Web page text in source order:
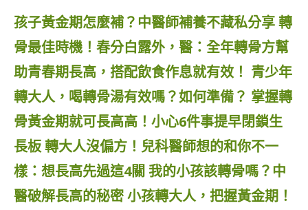
孩子黃金期怎麼補？中醫師補養不藏私分享轉
骨最佳時機！春分白露外，醫：全年轉骨方幫
助青春期長高，搭配飲食作息就有效！ 青少年
轉大人，喝轉骨湯有效嗎？如何準備？ 掌握轉
骨黃金期就可長高高！小心6件事提早閉鎖生
長板轉大人沒偏方！兒科醫師想的和你不一
樣：想長高先過這4關 我的小孩該轉骨嗎？中
醫破解長高的秘密小孩轉大人，把握黃金期！